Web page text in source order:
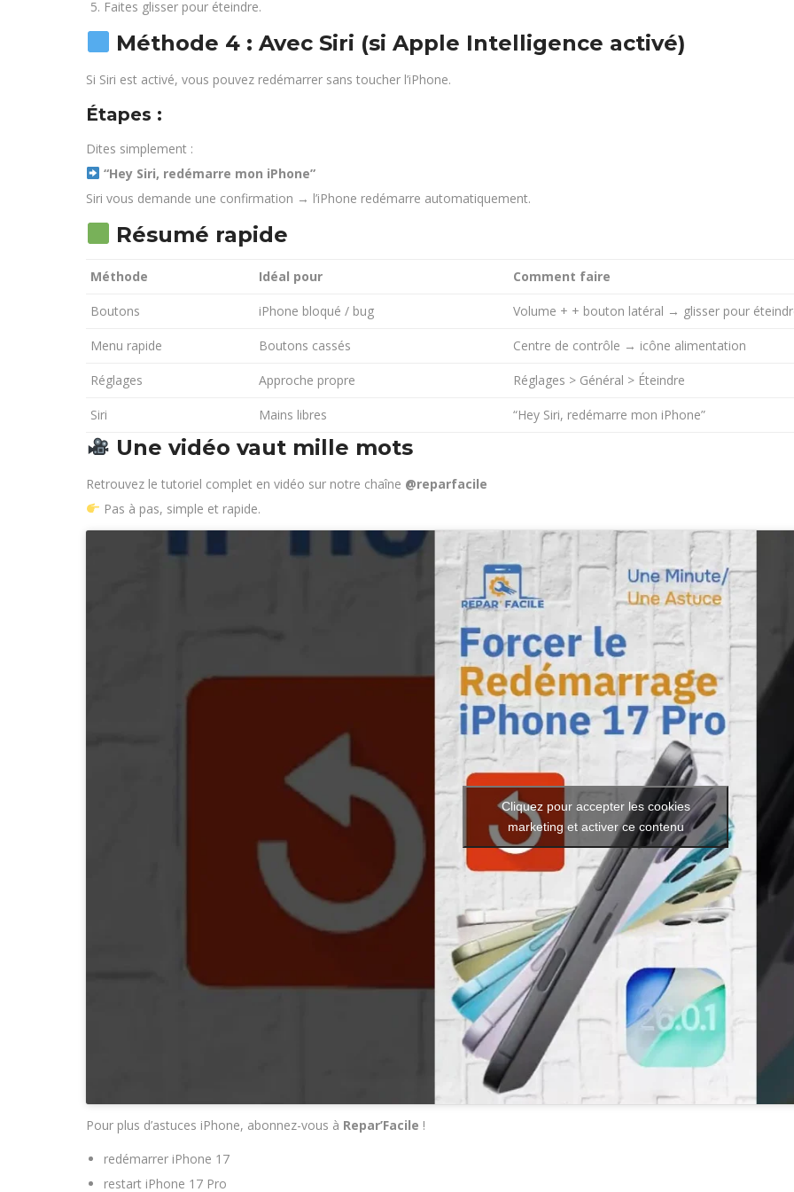
Faites glisser pour éteindre.
Méthode 4 : Avec Siri (si Apple Intelligence activé)
Si Siri est activé, vous pouvez redémarrer sans toucher l’iPhone.
Étapes :
Dites simplement :
“Hey Siri, redémarre mon iPhone”
Siri vous demande une confirmation → l’iPhone redémarre automatiquement.
Résumé rapide
Méthode Idéal pour Comment faire
Boutons iPhone bloqué / bug Volume + + bouton latéral → glisser pour
Menu rapide Boutons cassés Centre de contrôle → icône alimentation
Réglages Approche propre Réglages > Général > Éteindre
Siri Mains libres “Hey Siri, redémarre mon iPhone”
Une vidéo vaut mille mots
Retrouvez le tutoriel complet en vidéo sur notre chaîne @reparfacile
Pas à pas, simple et rapide.
Cliquez pour accepter les cookies
marketing et activer ce contenu
Pour plus d’astuces iPhone, abonnez-vous à Repar’Facile !
redémarrer iPhone 17
restart iPhone 17 Pro